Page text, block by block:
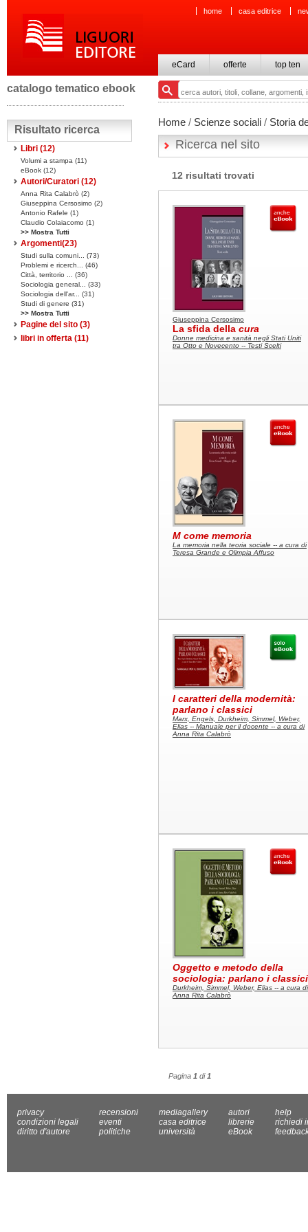
home casa editrice
eCard offerte top ten
catalogo tematico ebook
Risultato ricerca
Libri (12)
Volumi a stampa (11)
eBook (12)
Autori/Curatori (12)
Anna Rita Calabrò (2)
Giuseppina Cersosimo (2)
Antonio Rafele (1)
Claudio Colaiacomo (1)
>> Mostra Tutti
Argomenti(23)
Studi sulla comuni... (73)
Problemi e ricerch... (46)
Città, territorio ... (36)
Sociologia general... (33)
Sociologia dell'ar... (31)
Studi di genere (31)
>> Mostra Tutti
Pagine del sito (3)
libri in offerta (11)
Home / Scienze sociali / Storia
Ricerca nel sito
12 risultati trovati
Giuseppina Cersosimo
La sfida della cura
Donne medicina e sanità negli Stati Uniti
tra Otto e Novecento -- Testi Scelti
M come memoria
La memoria nella teoria sociale -- a cura di
Teresa Grande e Olimpia Affuso
I caratteri della modernità:
parlano i classici
Marx, Engels, Durkheim, Simmel, Weber,
Elias -- Manuale per il docente -- a cura di
Anna Rita Calabrò
Oggetto e metodo della
sociologia: parlano i classici
Durkheim, Simmel, Weber, Elias -- a cura di
Anna Rita Calabrò
Pagina 1 di 1
privacy
condizioni legali
diritto d'autore
recensioni
eventi
politiche
mediagallery
casa editrice
università
autori
librerie
eBook
help
richiedi